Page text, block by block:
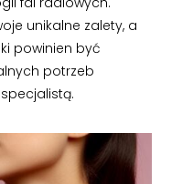
unikalne zalety, a
powinien być
potrzeb